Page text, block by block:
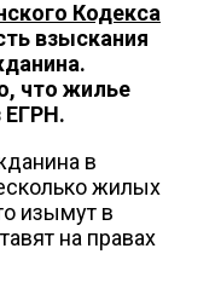
Кодекса
взыскания
что жилье
ЕГРН.
в
жилых
изымут в
на правах